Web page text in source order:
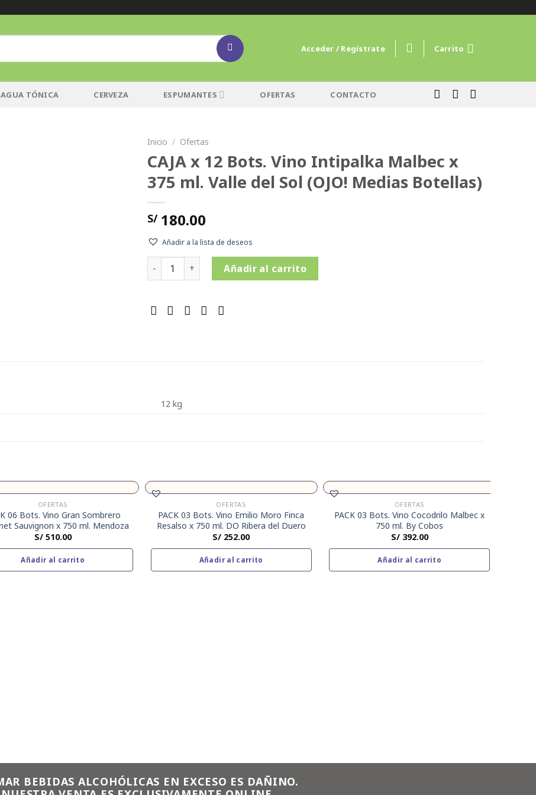
Acceder / Regístrate Carrito
AGUA TÓNICA CERVEZA ESPUMANTES OFERTAS CONTACTO
Inicio / Ofertas
CAJA x 12 Bots. Vino Intipalka Malbec x
375 ml. Valle del Sol (OJO! Medias Botellas)
S/180.00
Añadir a la lista de deseos
CAJA x 12 Bots. Vino Intipalka Malbec x 375 ml. Valle del Sol (OJO! Medias Botellas)
Añadir al carrito
12 kg
OFERTAS
06 Bots. Vino Gran Sombrero
Sauvignon x 750 ml. Mendoza
S/510.00
Añadir al carrito
OFERTAS
PACK 03 Bots. Vino Emilio Moro Finca
Resalso x 750 ml. DO Ribera del Duero
S/ 252.00
Añadir al carrito
OFERTAS
PACK 03 Bots. Vino Cocodrilo Malbec x
750 ml. By Cobos
S/392.00
Añadir al carrito
BEBIDAS ALCOHÓLICAS EN EXCESO ES DAÑINO.